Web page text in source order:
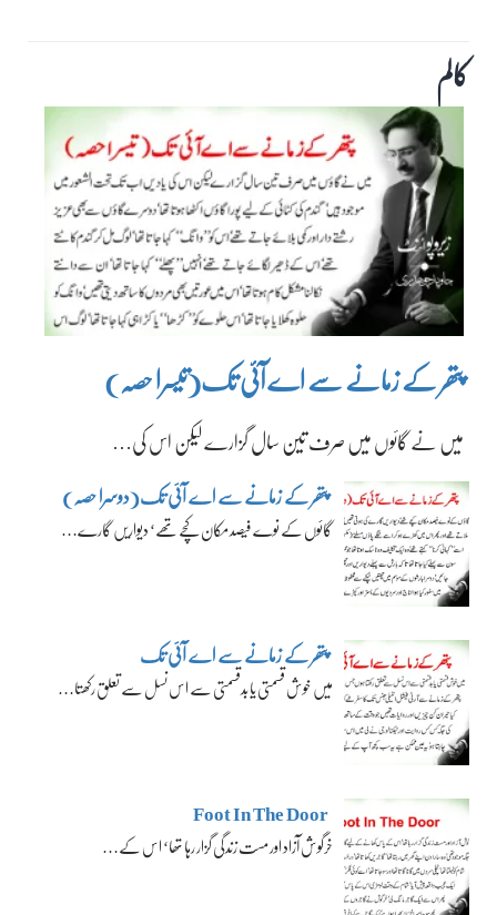
کالم
پتھر کے زمانے سے اے آئی تک(تیسرا حصہ)
میں نے گائوں میں صرف تین سال گزارے لیکن اس کی…
پتھر کے زمانے سے اے آئی تک(دوسرا حصہ)
گائوں کے نوے فیصد مکان کچے تھے‘ دیواریں گارے…
پتھر کے زمانے سے اے آئی تک
میں خوش قسمتی یا بدقسمتی سے اس نسل سے تعلق رکھتا…
Foot In The Door
خرگوش آزاد اور مست زندگی گزار رہا تھا‘ اس کے…